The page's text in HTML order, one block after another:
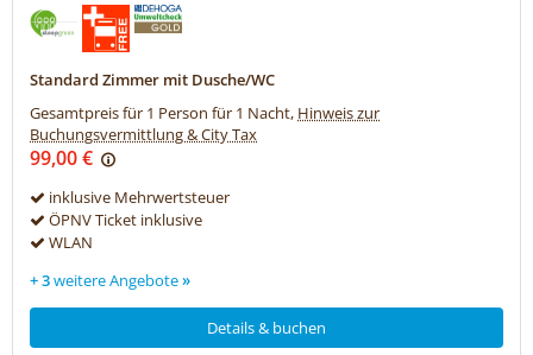
Standard Zimmer mit Dusche/WC
Gesamtpreis für 1 Person für 1 Nacht, Hinweis zur
Buchungsvermittlung & City Tax
99,00 €
inklusive Mehrwertsteuer
ÖPNV Ticket inklusive
WLAN
+ 3weitere Angebote»
Details & buchen